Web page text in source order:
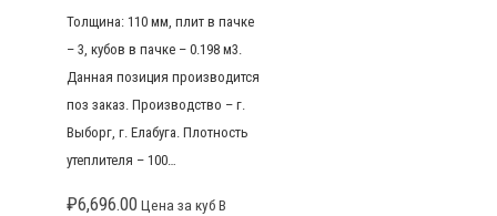
Толщина: 110 мм, плит в пачке
– 3, кубов в пачке – 0.198 м3.
Данная позиция производится
поз заказ. Производство – г.
Выборг, г. Елабуга. Плотность
утеплителя – 100…
₽6,696.00 Цена за куб В